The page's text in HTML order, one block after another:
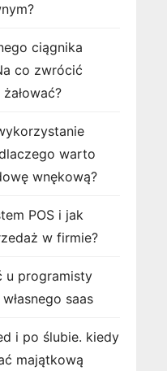
ciągnika
co zwrócić
warto
wnękową?
POS i jak
w firmie?
u programisty
saas
i po ślubie. kiedy
majątkową